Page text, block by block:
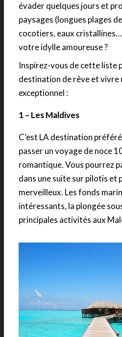
évader quelques jours et
paysages (longues plages
cocotiers, eaux
votre idylle amoureuse ?
Inspirez-vous de cette liste
destination de rêve et vivre
exceptionnel :
1 – Les Maldives
C’est LA destination
passer un voyage de noce
romantique. Vous pourrez
dans une suite sur pilotis et
merveilleux. Les fonds
intéressants, la plongée
principales activités aux